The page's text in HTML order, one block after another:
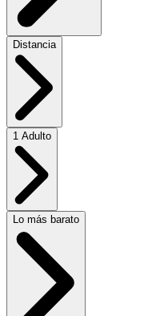
Distancia
1 Adulto
Lo más barato